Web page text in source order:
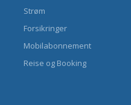
Strøm
Forsikringer
Mobilabonnement
Reise og Booking